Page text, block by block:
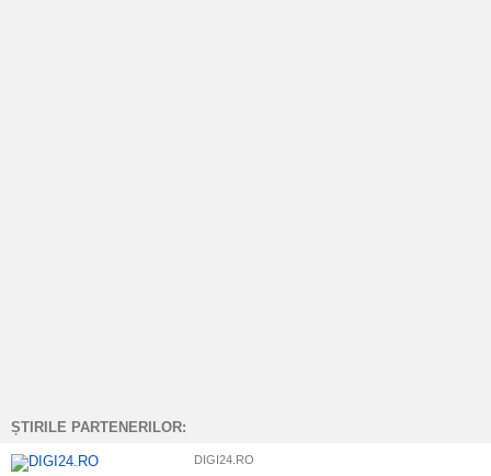
ȘTIRILE PARTENERILOR:
DIGI24.RO